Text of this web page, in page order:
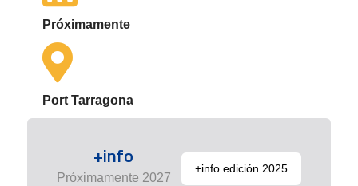
Próximamente
Port Tarragona
+info
Próximamente 2027
+info edición 2025